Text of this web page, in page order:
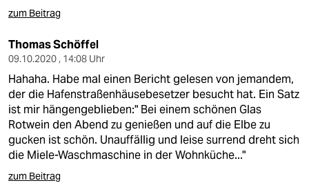
zum Beitrag
Thomas Schöffel
09.10.2020 , 14:08 Uhr
Hahaha. Habe mal einen Bericht gelesen von jemandem,
der die Hafenstraßenhäusebesetzer besucht hat. Ein Satz
ist mir hängengeblieben:" Bei einem schönen Glas
Rotwein den Abend zu genießen und auf die Elbe zu
gucken ist schön. Unauffällig und leise surrend dreht sich
die Miele-Waschmaschine in der Wohnküche..."
zum Beitrag